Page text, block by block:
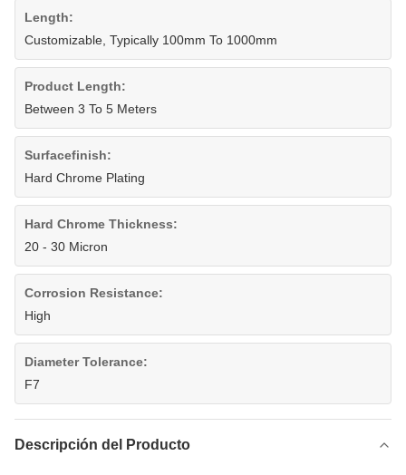
Length:
Customizable, Typically 100mm To 1000mm
Product Length:
Between 3 To 5 Meters
Surfacefinish:
Hard Chrome Plating
Hard Chrome Thickness:
20 - 30 Micron
Corrosion Resistance:
High
Diameter Tolerance:
F7
Descripción del Producto